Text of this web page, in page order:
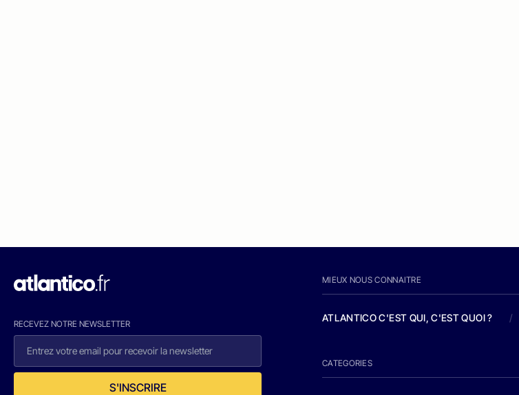
RECEVEZ NOTRE NEWSLETTER
S'INSCRIRE
MIEUX NOUS CONNAITRE
ATLANTICO C'EST QUI, C'EST QUOI ? /
CATEGORIES